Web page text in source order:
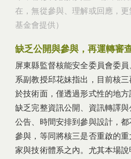
在，無從參與、理解或回應，
基金會提供）
缺乏公開與參與，再運轉審
屏東縣監督核能安全委員會委
系副教授邱花妹指出，目前核
於技術面，僅透過形式性的地方
缺乏完整資訊公開、資訊轉譯
公告、時間安排到參與設計，
參與，等同將核三是否重啟的
家與技術體系之內。尤其本場